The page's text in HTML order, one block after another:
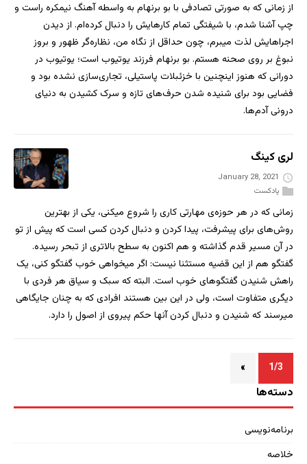
از زمانی که به صورتی تصادفی با بو برنهام به واسطه آهنگ نیمکره راست و
چپ آشنا شدم، با شیفتگی تمام کارهایش را دنبال کرده‌ام. از دیدن
اجراهایش لذت میبرم، چون حداقل از نگاه من، نظاره‌گر ظهور و بروز
نبوغ بر روی صحنه هستم. بو برنهام فرزند یوتیوب است؛ یوتیوب در
دورانی که هنوز اینچنین با خزئبلات پاستیلی، تجاری‌سازی نشده بود و
فضایی بود برای شنیده شدن حرف‌های تازه و سرک کشیدن به دنیای
درونی آدم‌ها.
لری کینگ
January 28, 2021
پادکست
زمانی که در هر حوزه‌ی مهارتی کاری را شروع میکنی، یکی از بهترین
روش‌های برای پیشرفت، پیدا کردن و دنبال کردن کسی است که پیش از تو
در آن مسیر قدم گذاشته و هم اکنون به سطح بالاتری از تبحر رسیده.
گفتگو هم از این قضیه مستثنا نیست: اگر میخواهی خوب گفتگو کنی، یک
راهش شنیدن گفتگوهای خوب است. البته که سبک و سیاق هر فردی با
دیگری متفاوت است، ولی در این بین هستند افرادی که به چنان جایگاهی
میرسند که شنیدن و دنبال کردن آنها حکم پیروی از اصول را دارد.
1/3
»
دسته‌ها
برنامه‌نویسی
خلاصه